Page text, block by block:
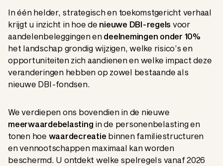
In één helder, strategisch en toekomstgericht verhaal
krijgt u inzicht in hoe de nieuwe DBI-regels voor
aandelenbeleggingen en deelnemingen onder 10%
het landschap grondig wijzigen, welke risico’s en
opportuniteiten zich aandienen en welke impact deze
veranderingen hebben op zowel bestaande als
nieuwe DBI-fondsen.
We verdiepen ons bovendien in de nieuwe
meerwaardebelasting in de personenbelasting en
tonen hoe waardecreatie binnen familiestructuren
en vennootschappen maximaal kan worden
beschermd. U ontdekt welke spelregels vanaf 2026